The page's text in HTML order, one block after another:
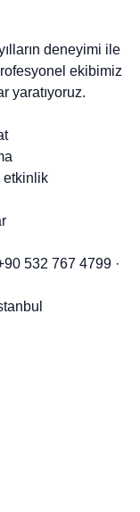
deneyimi ile
ekibimiz
yaratıyoruz.
etkinlik
532 767 4799 ·